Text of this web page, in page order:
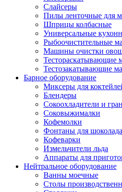
Слайсеры
Пилы ленточные для
Шприцы колбасные
Универсальные
Рыбоочистительные
Машины очистки
Тестораскатывающие
Тестозакатывающие
Барное оборудование
Миксеры для
Блендеры
Сокоохладители и
Соковыжималки
Кофемолки
Фонтаны для шоколада
Кофеварки
Измельчители льда
Аппараты для
Нейтральное оборудование
Ванны моечные
Столы